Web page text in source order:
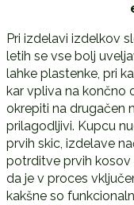
Pri izdelavi izdelkov
letih se vse bolj
lahke plastenke, pri
kar vpliva na končno
okrepiti na drugačen
prilagodljivi. Kupcu
prvih skic, izdelave
potrditve prvih kosov
da je v proces
kakšne so